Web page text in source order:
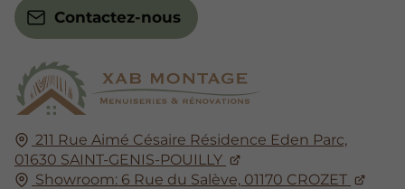
211 Rue Aimé Césaire Résidence Eden Parc,
01630 SAINT-GENIS-POUILLY
Showroom: 6 Rue du Salève, 01170 CROZET
Contactez-nous